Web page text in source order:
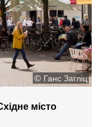
© Ганс Загліц
місто